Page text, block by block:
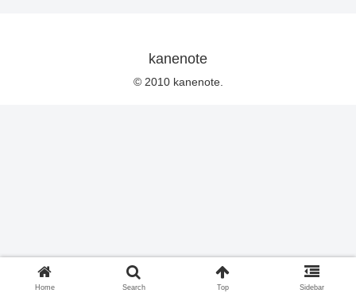
kanenote
© 2010 kanenote.
Home Search Top Sidebar